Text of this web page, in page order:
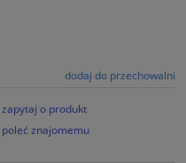
dodaj do przechowalni
zapytaj o produkt
poleć znajomemu